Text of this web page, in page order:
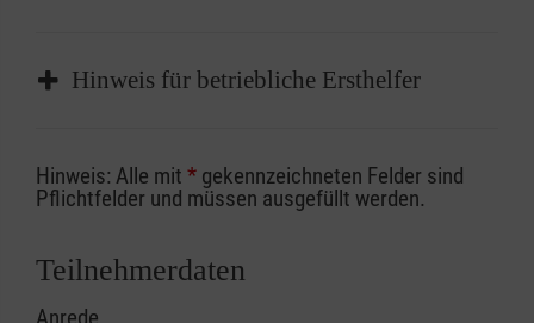
Hinweis für betriebliche Ersthelfer
Sofern Sie ein Kostenübernahmeverfahren
Ihrer Berufsgenossenschaft / Unfallkasse
Abrechnungsunterlagen spätestens zu
Hinweis: Alle mit * gekennzeichneten Felder sind
Pflichtfelder und müssen ausgefüllt werden.
Teilnehmerdaten